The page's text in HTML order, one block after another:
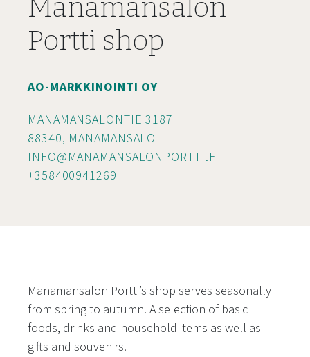
Manamansalon
Portti shop
AO-MARKKINOINTI OY
MANAMANSALONTIE 3187
88340, MANAMANSALO
INFO@MANAMANSALONPORTTI.FI
+358400941269
Manamansalon Portti’s shop serves seasonally
from spring to autumn. A selection of basic
foods, drinks and household items as well as
gifts and souvenirs.